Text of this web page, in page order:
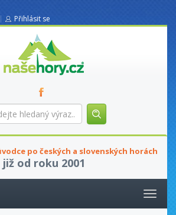
Přihlásit se
Zadejte
hledaný
po českých a slovenských horách
již od roku 2001